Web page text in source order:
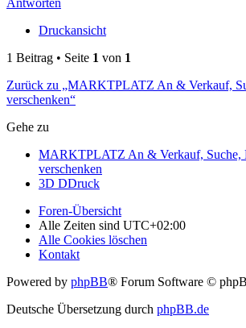
Druckansicht
1 Beitrag • Seite 1 von 1
Zurück zu „MARKTPLATZ An & Verkauf,
verschenken“
Gehe zu
MARKTPLATZ An & Verkauf, Suche,
verschenken
3D DDruck
Foren-Übersicht
Alle Zeiten sind UTC+02:00
Alle Cookies löschen
Kontakt
Powered by phpBB® Forum Software ©
Deutsche Übersetzung durch phpBB.de